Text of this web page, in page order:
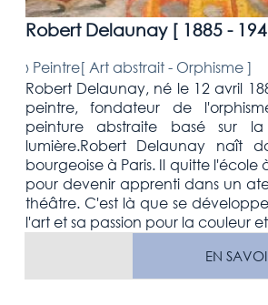
Robert Delaunay [ 1885 -
› Peintre[ Art abstrait - Orphisme]
Robert Delaunay, né le 12 avril
peintre, fondateur de
peinture abstraite basé sur
lumière.Robert Delaunay naît
bourgeoise à Paris. Il quitte l'école
pour devenir apprenti dans un
théâtre. C'est là que se
l'art et sa passion pour la couleur
EN